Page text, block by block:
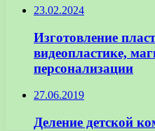
23.02.2024
Изготовление
видеопластике,
персонализации
27.06.2019
Деление детской